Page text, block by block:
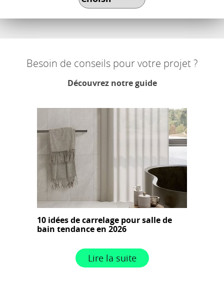
Besoin de conseils pour votre projet ?
Découvrez notre guide
10 idées de carrelage pour salle de
bain tendance en 2026
Lire la suite